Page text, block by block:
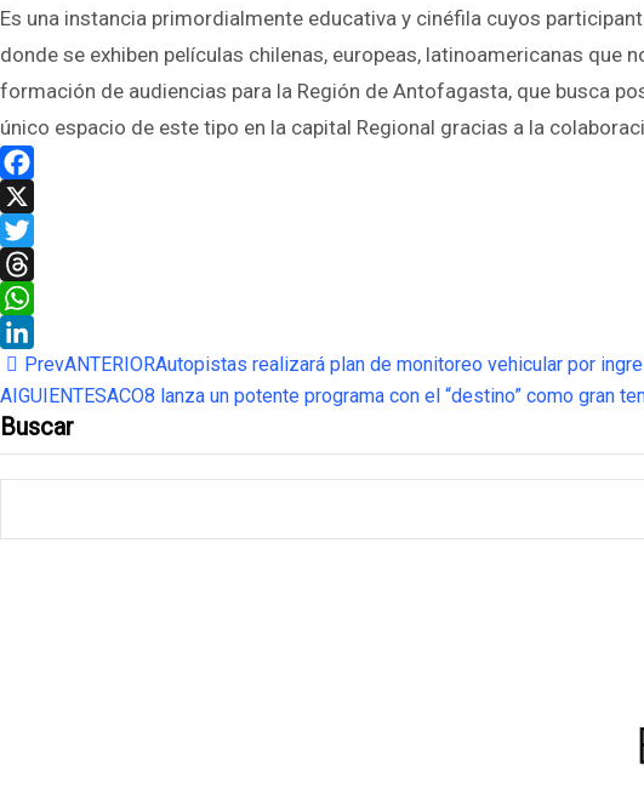
Es una instancia primordialmente educativa y cinéfila cuyos
donde se exhiben películas chilenas, europeas, latinoamericanas que
formación de audiencias para la Región de Antofagasta, que busca
único espacio de este tipo en la capital Regional gracias a la
Facebook
X
Twitter
Threads
WhatsApp
LinkedIn
PrevANTERIORAutopistas realizará plan de monitoreo vehicular por
AIGUIENTESACO8 lanza un potente programa con el “destino” como gran
Buscar